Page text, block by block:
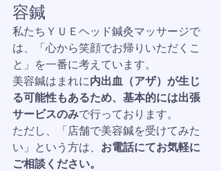
容鍼
私たちＹＵＥヘッド鍼灸マッサージで
は、「心から笑顔でお帰りいただくこ
と」を一番に考えています。
美容鍼はまれに内出血（アザ）が生じ
る可能性もあるため、基本的には出張
サービスのみで行っております。
ただし、「店舗で美容鍼を受けてみた
い」という方は、 お電話にてお気軽に
ご相談ください。